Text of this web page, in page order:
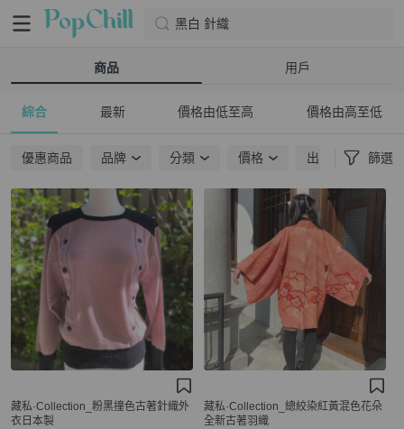
黑白 針織
商品 用戶
綜合 最新 價格由低至高 價格由高至低
優惠商品 品牌 分類 價格 出貨地點 篩選
藏私·Collection_粉黑撞色古著針織外
衣日本製
藏私·Collection_總絞染紅黃混色花朵
全新古著羽織